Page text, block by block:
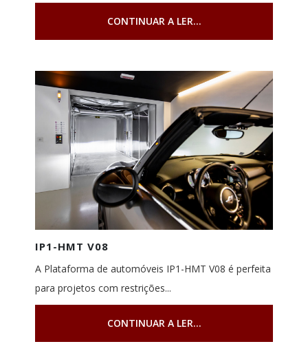
CONTINUAR A LER...
IP1-HMT V08
A Plataforma de automóveis IP1-HMT V08 é perfeita
para projetos com restrições...
CONTINUAR A LER...